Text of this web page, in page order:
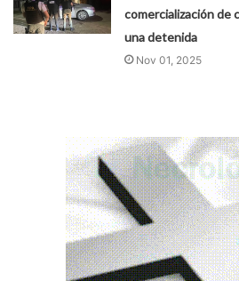
comercialización de
una detenida
Nov 01, 2025